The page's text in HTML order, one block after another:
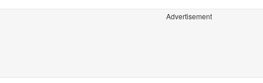
Advertisement